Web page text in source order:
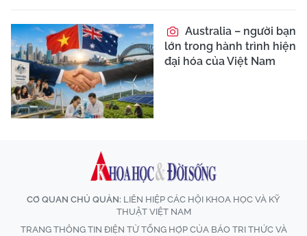
Australia – người bạn
lớn trong hành trình hiện
đại hóa của Việt Nam
CƠ QUAN CHỦ QUẢN: LIÊN HIỆP CÁC HỘI KHOA HỌC VÀ KỸ
THUẬT VIỆT NAM
TRANG THÔNG TIN ĐIỆN TỬ TỔNG HỢP CỦA BÁO TRI THỨC VÀ